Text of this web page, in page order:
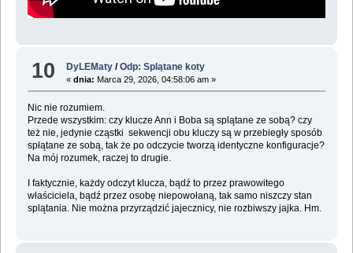
10 DyLEMaty /Odp: Splątane koty
«dnia: Marca 29, 2026, 04:58:06 am »
Nic nie rozumiem.
Przede wszystkim: czy klucze Ann i Boba są splątane ze sobą? czy
też nie, jedynie cząstki sekwencji obu kluczy są w przebiegły sposób
spłątane ze sobą, tak że po odczycie tworzą identyczne konfiguracje?
Na mój rozumek, raczej to drugie.
I faktycznie, każdy odczyt klucza, bądź to przez prawowitego
właściciela, bądź przez osobę niepowołaną, tak samo niszczy stan
splątania. Nie można przyrządzić jajecznicy, nie rozbiwszy jajka. Hm.